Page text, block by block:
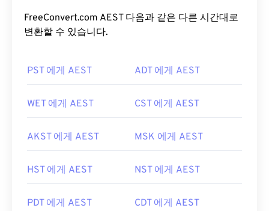
FreeConvert.com AEST 다음과 같은 다른 시간대로
변환할 수 있습니다.
PST 에게 AEST ADT 에게 AEST
WET 에게 AEST CST 에게 AEST
AKST 에게 AEST MSK 에게 AEST
HST 에게 AEST NST 에게 AEST
PDT 에게 AEST CDT 에게 AEST